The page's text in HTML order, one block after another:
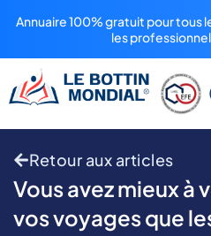
Annuaire 100% gratuit pour tous
les
Retour aux articles
Vous avez mieux à
vos voyages que